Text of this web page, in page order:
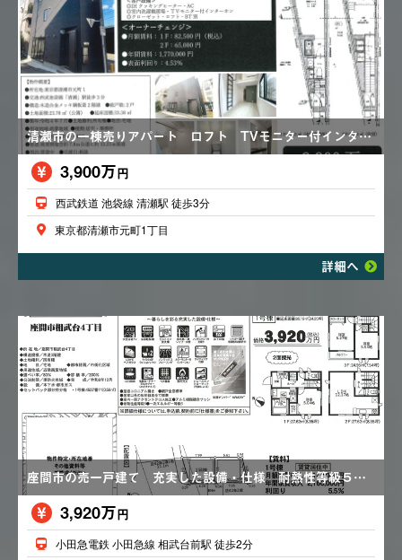
清瀬市の一棟売りアパート ロフト TVモニター付インターホン IHクッキングヒーター
3,900万円
西武鉄道 池袋線 清瀬駅 徒歩3分
東京都清瀬市元町1丁目
詳細へ
座間市の売一戸建て 充実した設備・仕様 耐熱性等級５ 都市ガス 浴室乾燥機
3,920万円
小田急電鉄 小田急線 相武台前駅 徒歩2分